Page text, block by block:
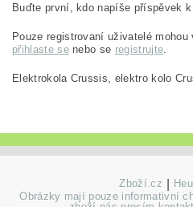
Buďte první, kdo napíše příspěvek k
Pouze registrovaní uživatelé
přihlaste senebo se registrujte
Elektrokola Crussis, elektro kolo
Zboží.cz
Obrázky mají pouze informativní